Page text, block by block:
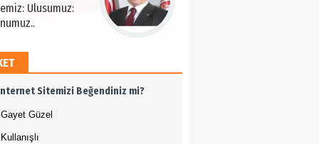
Ulusumuz:
12 Eylül..
TAŞDEMİR
Sitemizi Beğendiniz mi?
Gayet Güzel
Kullanışlı